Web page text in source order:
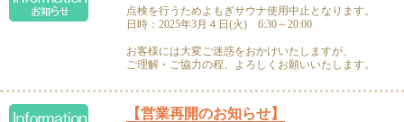
点検を行うためよもぎサウナ使用中止となります。
日時：2025年3月４日(火) 6:30～20:00
お客様には大変ご迷惑をおかけいたしますが、
ご理解・ご協力の程、よろしくお願いいたします。
【営業再開のお知らせ】